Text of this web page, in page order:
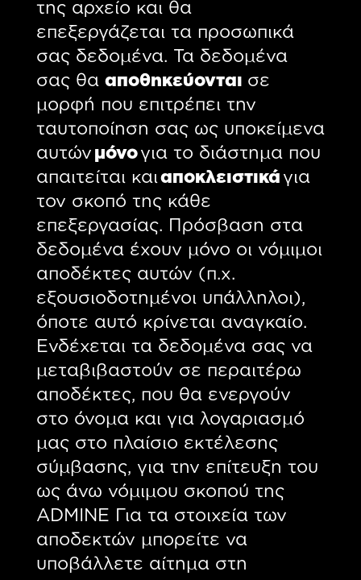
της αρχείο και θα
επεξεργάζεται τα προσωπικά
σας δεδομένα. Τα δεδομένα
σας θα αποθηκεύονται σε
μορφή που επιτρέπει την
ταυτοποίηση σας ως υποκείμενα
αυτών μόνογια το διάστημα που
απαιτείται καιαποκλειστικά για
τον σκοπό της κάθε
επεξεργασίας. Πρόσβαση στα
δεδομένα έχουν μόνο οι νόμιμοι
αποδέκτες αυτών (π.χ.
εξουσιοδοτημένοι υπάλληλοι),
όποτε αυτό κρίνεται αναγκαίο.
Ενδέχεται τα δεδομένα σας να
μεταβιβαστούν σε περαιτέρω
αποδέκτες, που θα ενεργούν
στο όνομα και για λογαριασμό
μας στο πλαίσιο εκτέλεσης
σύμβασης, για την επίτευξη του
ως άνω νόμιμου σκοπού της
ADMINE Για τα στοιχεία των
αποδεκτών μπορείτε να
υποβάλλετε αίτημα στη